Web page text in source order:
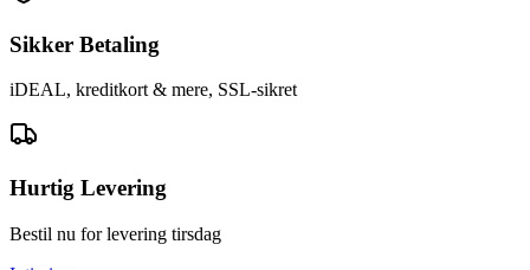
Sikker Betaling
iDEAL, kreditkort & mere, SSL-sikret
Hurtig Levering
Bestil nu for levering tirsdag